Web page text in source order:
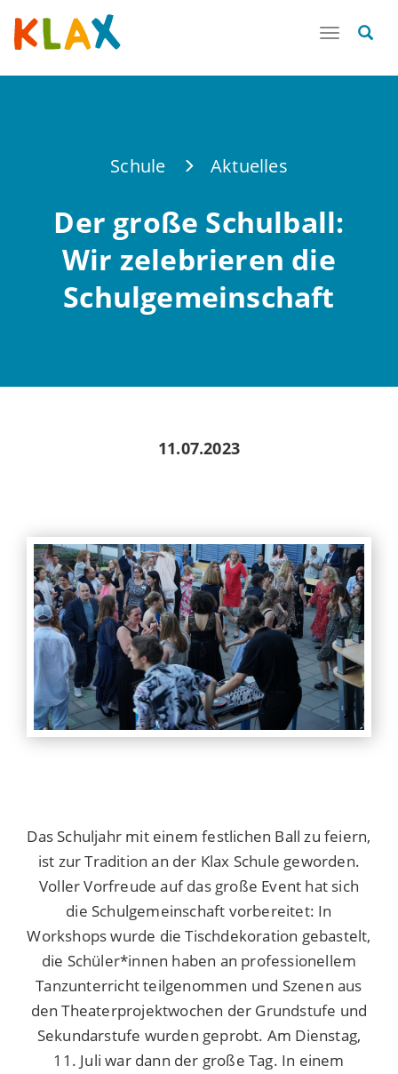
Toggle
Schule Aktuelles
Der große Schulball:
Wir zelebrieren die
Schulgemeinschaft
11.07.2023
Das Schuljahr mit einem festlichen Ball zu feiern,
ist zur Tradition an der Klax Schule geworden.
Voller Vorfreude auf das große Event hat sich
die Schulgemeinschaft vorbereitet: In
Workshops wurde die Tischdekoration gebastelt,
die Schüler*innen haben an professionellem
Tanzunterricht teilgenommen und Szenen aus
den Theaterprojektwochen der Grundstufe und
Sekundarstufe wurden geprobt. Am Dienstag,
11. Juli war dann der große Tag. In einem